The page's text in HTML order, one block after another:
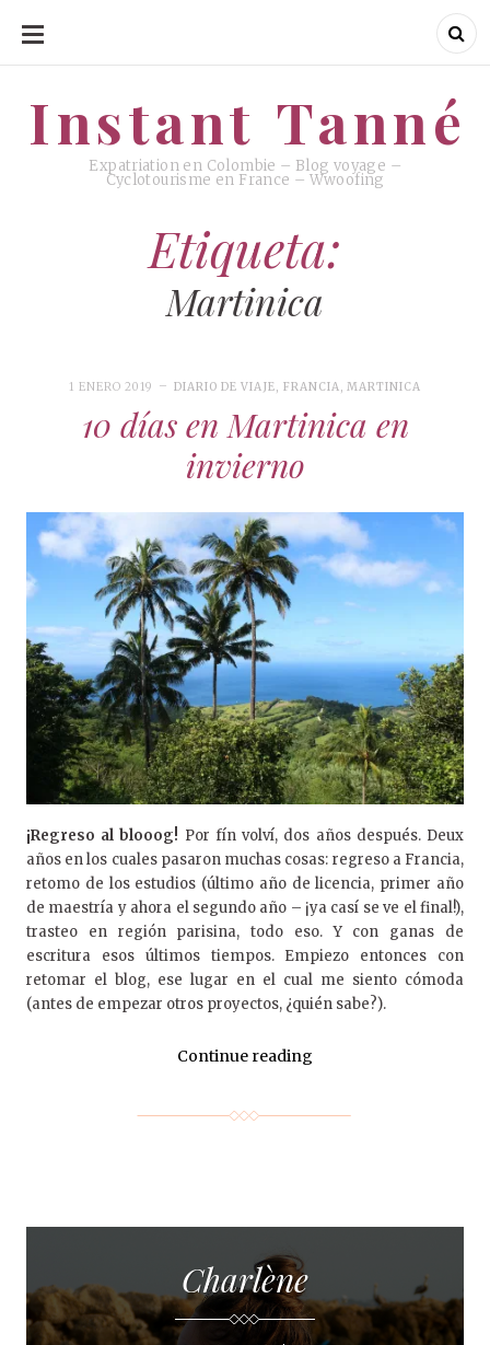
SKIP
CONTENT
Instant Tanné
Expatriation en Colombie – Blog voyage –
Cyclotourisme en France – Wwoofing
Instant Tanné
Etiqueta:
Martinica
1 ENERO 2019 DIARIO DE VIAJE, FRANCIA, MARTINICA
10 días en Martinica en
invierno
¡Regreso al blooog! Por fín volví, dos años después. Deux
años en los cuales pasaron muchas cosas: regreso a Francia,
retomo de los estudios (último año de licencia, primer año
de maestría y ahora el segundo año – ¡ya casí se ve el final!),
trasteo en región parisina, todo eso. Y con ganas de
escritura esos últimos tiempos. Empiezo entonces con
retomar el blog, ese lugar en el cual me siento cómoda
(antes de empezar otros proyectos, ¿quién sabe?).
Continue reading
Charlène